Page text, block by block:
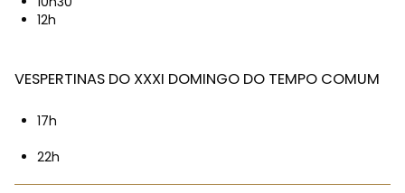
12h
VESPERTINAS DO XXXI DOMINGO DO TEMPO COMUM
17h
22h